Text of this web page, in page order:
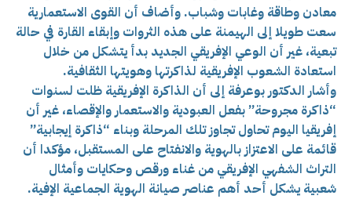
معادن وطاقة وغابات وشباب. وأضاف أن القوى الاستعمارية
سعت طويلا إلى الهيمنة على هذه الثروات وإبقاء القارة في حالة
تبعية، غير أن الوعي الإفريقي الجديد بدأ يتشكل من خلال
استعادة الشعوب الإفريقية لذاكرتها وهويتها الثقافية.
وأشار الدكتور بوعرفة إلى أن الذاكرة الإفريقية ظلت لسنوات
“ذاكرة مجروحة” بفعل العبودية والاستعمار والإقصاء، غير أن
إفريقيا اليوم تحاول تجاوز تلك المرحلة وبناء “ذاكرة إيجابية”
قائمة على الاعتزاز بالهوية والانفتاح على المستقبل، مؤكدا أن
التراث الشفهي الإفريقي من غناء ورقص وحكايات وأمثال
شعبية يشكل أحد أهم عناصر صيانة الهوية الجماعية الإفية.